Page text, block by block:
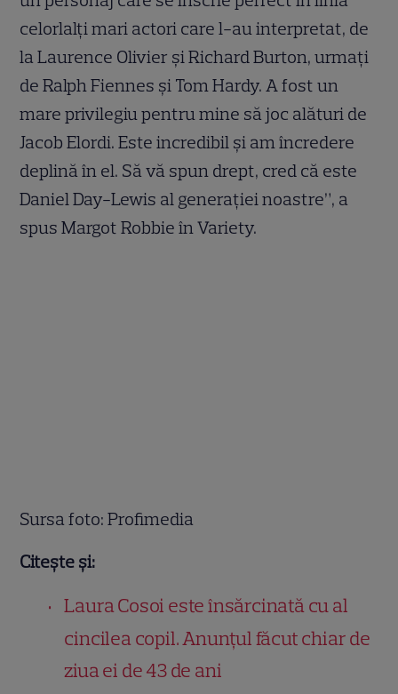
celorlalți mari actori care l-au interpretat, de
la Laurence Olivier și Richard Burton, urmați
de Ralph Fiennes și Tom Hardy. A fost un
mare privilegiu pentru mine să joc alături de
Jacob Elordi. Este incredibil și am încredere
deplină în el. Să vă spun drept, cred că este
Daniel Day-Lewis al generației noastre”, a
spus Margot Robbie în Variety.
Sursa foto: Profimedia
Citește și:
Laura Cosoi este însărcinată cu al
cincilea copil. Anunțul făcut chiar de
ziua ei de 43 de ani